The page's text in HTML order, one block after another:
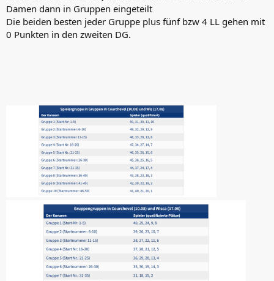
Damen dann in Gruppen eingeteilt
Die beiden besten jeder Gruppe plus fünf bzw 4 LL gehen mit
0 Punkten in den zweiten DG.